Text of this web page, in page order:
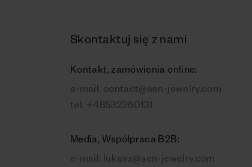
Skontaktuj się z nami
Kontakt, zamówienia online:
e-mail: contact@sen-jewelry.com
tel. +48532260131
Media, Współpraca B2B:
e-mail: lukasz@sen-jewelry.com